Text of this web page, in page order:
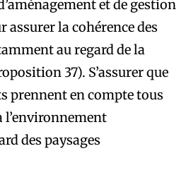
et de gestion
assurer la cohérence des
au regard de la
37). S’assurer que
prennent en compte tous
l’environnement
des paysages